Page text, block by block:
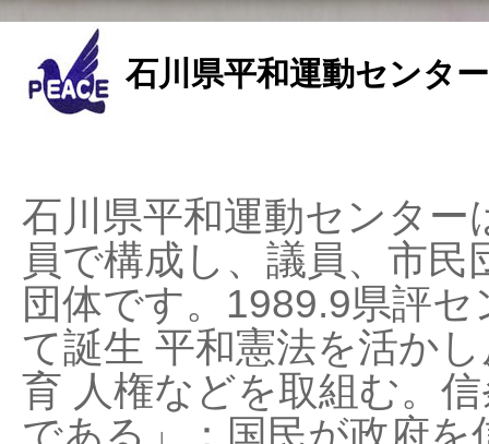
石川県平和運動センタ
石川県平和運動センタ
員で構成し、議員、市
団体です。1989.9県評
て誕生 平和憲法を活か
育 人権などを取組む。
である」：国民が政府